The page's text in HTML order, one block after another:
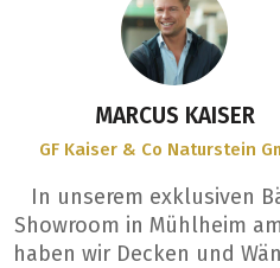
MARCUS KAISER
GF Kaiser & Co Naturstein
In unserem exklusiven
Showroom in Mühlheim
haben wir Decken und